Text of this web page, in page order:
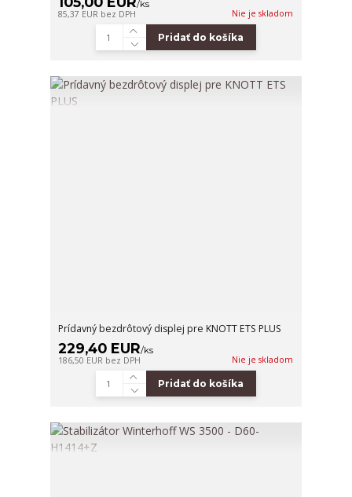
/ks
85,37 EUR bez DPH Nie je skladom
Pridať do košíka
Prídavný bezdrôtový displej pre KNOTT ETS PLUS
229,40 EUR/ks
186,50 EUR bez DPH Nie je skladom
Pridať do košíka